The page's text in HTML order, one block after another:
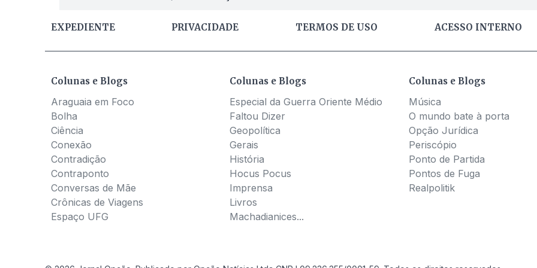
EXPEDIENTE PRIVACIDADE TERMOS DE USO ACESSO INTERNO
Colunas e Blogs
Araguaia em Foco
Bolha
Ciência
Conexão
Contradição
Contraponto
Conversas de Mãe
Crônicas de Viagens
Espaço UFG
Colunas e Blogs
Especial da Guerra Oriente Médio
Faltou Dizer
Geopolítica
Gerais
História
Hocus Pocus
Imprensa
Livros
Machadianices...
Colunas e Blogs
Música
O mundo bate à porta
Opção Jurídica
Periscópio
Ponto de Partida
Pontos de Fuga
Realpolitik